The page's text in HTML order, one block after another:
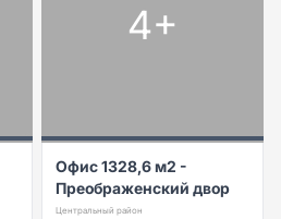
4+
Офис 1328,6 м2 -
Преображенский двор
Центральный район